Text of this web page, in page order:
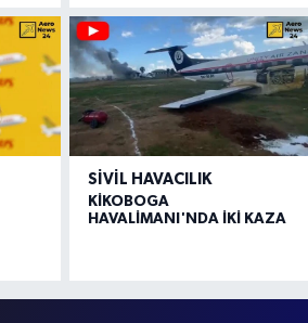
SIVIL HAVACILIK
KİKOBOGA
HAVALİMANI'NDA İKİ KAZA